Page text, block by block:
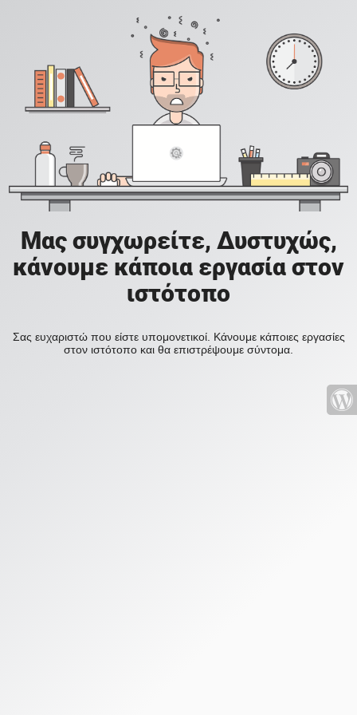
Μας συγχωρείτε, Δυστυχώς,
κάνουμε κάποια εργασία στον
ιστότοπο
Σας ευχαριστώ που είστε υπομονετικοί. Κάνουμε κάποιες εργασίες
στον ιστότοπο και θα επιστρέψουμε σύντομα.